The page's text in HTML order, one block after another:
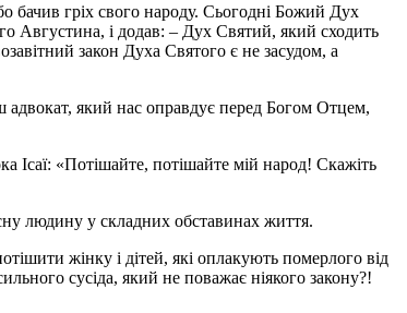
бачив гріх свого народу. Сьогодні Божий Дух
Августина, і додав: – Дух Святий, який сходить
закон Духа Святого є не засудом, а
який нас оправдує перед Богом Отцем,
Ісаї: «Потішайте, потішайте мій народ! Скажіть
людину у складних обставинах життя.
жінку і дітей, які оплакують померлого від
сусіда, який не поважає ніякого закону?!